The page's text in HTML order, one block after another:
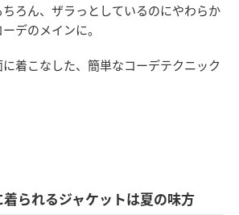
ろん、ザラっとしているのにやわらか
デのメインに。
着こなした、簡単なコーデテクニック
られるジャケットは夏の味方